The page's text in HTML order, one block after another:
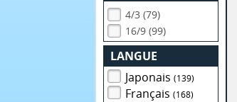
4/3 (79)
16/9 (99)
LANGUE
Japonais(139)
Français(168)